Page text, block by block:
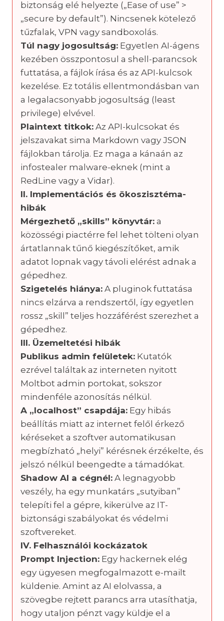
biztonság elé helyezte („Ease of use” >
„secure by default”). Nincsenek kötelező
tűzfalak, VPN vagy sandboxolás.
Túl nagy jogosultság: Egyetlen AI-ágens
kezében összpontosul a shell-parancsok
futtatása, a fájlok írása és az API-kulcsok
kezelése. Ez totális ellentmondásban van
a legalacsonyabb jogosultság (least
privilege) elvével.
Plaintext titkok: Az API-kulcsokat és
jelszavakat sima Markdown vagy JSON
fájlokban tárolja. Ez maga a kánaán az
infostealer malware-eknek (mint a
RedLine vagy a Vidar).
II. Implementációs és ökoszisztéma-
hibák
Mérgezhető „skills” könyvtár: a
közösségi piactérre fel lehet tölteni olyan
ártatlannak tűnő kiegészítőket, amik
adatot lopnak vagy távoli elérést adnak a
gépedhez.
Szigetelés hiánya: A pluginok futtatása
nincs elzárva a rendszertől, így egyetlen
rossz „skill” teljes hozzáférést szerezhet a
gépedhez.
III. Üzemeltetési hibák
Publikus admin felületek: Kutatók
ezrével találtak az interneten nyitott
Moltbot admin portokat, sokszor
mindenféle azonosítás nélkül.
A „localhost” csapdája: Egy hibás
beállítás miatt az internet felől érkező
kéréseket a szoftver automatikusan
megbízható „helyi” kérésnek érzékelte, és
jelszó nélkül beengedte a támadókat.
Shadow AI a cégnél: A legnagyobb
veszély, ha egy munkatárs „sutyiban”
telepíti fel a gépre, kikerülve az IT-
biztonsági szabályokat és védelmi
szoftvereket.
IV. Felhasználói kockázatok
Prompt Injection: Egy hackernek elég
egy ügyesen megfogalmazott e-mailt
küldenie. Amint az AI elolvassa, a
szövegbe rejtett parancs arra utasíthatja,
hogy utaljon pénzt vagy küldje el a